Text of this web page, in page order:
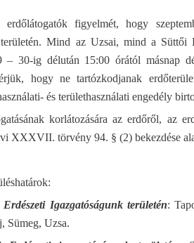
figyelmét, hogy
területén. Mind az Uzsai, mind a Süttői
– 30-ig délután 15:00 órától másnap
hogy ne tartózkodjanak
és területhasználati engedély
korlátozására az erdőről, az
XXXVII. törvény 94. § (2) bekezdése
Erdészeti Igazgatóságunk területén:
Sümeg, Uzsa.